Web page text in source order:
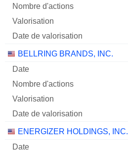
BELLRING BRANDS, INC.
ENERGIZER HOLDINGS, INC.